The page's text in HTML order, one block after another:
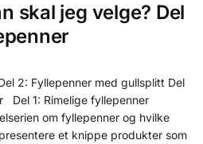
skal jeg velge? Del
2: Fyllepenner med gullsplitt Del
Del 1: Rimelige fyllepenner
om fyllepenner og hvilke
et knippe produkter som